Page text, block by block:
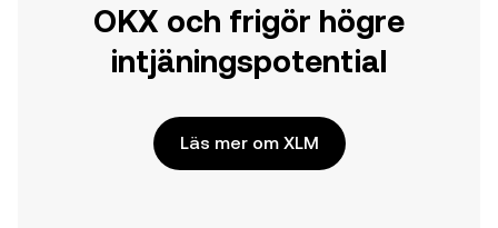
OKX och frigör högre
intjäningspotential
Läs mer om XLM